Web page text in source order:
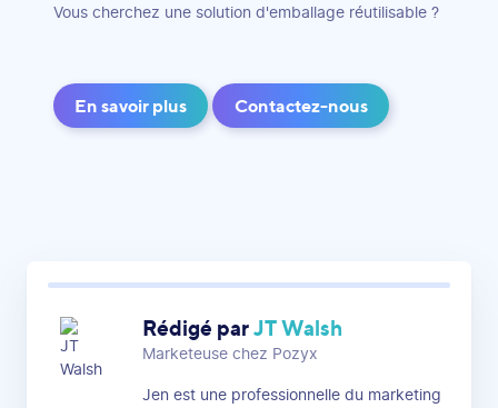
Vous cherchez une solution d'emballage réutilisable ?
En savoir plus Contactez-nous
Rédigé parJT Walsh
Marketeuse chez Pozyx
Jen est une professionnelle du marketing